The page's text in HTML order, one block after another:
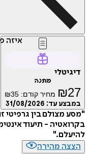
איזה
₪ מחיר קודם: ₪35
עד:31/08/2026
בין גרפיטי זועמים
- תיעוד אינטימי
מהירה